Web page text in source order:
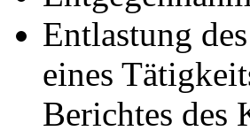
Entlastung
eines
Berichtes des